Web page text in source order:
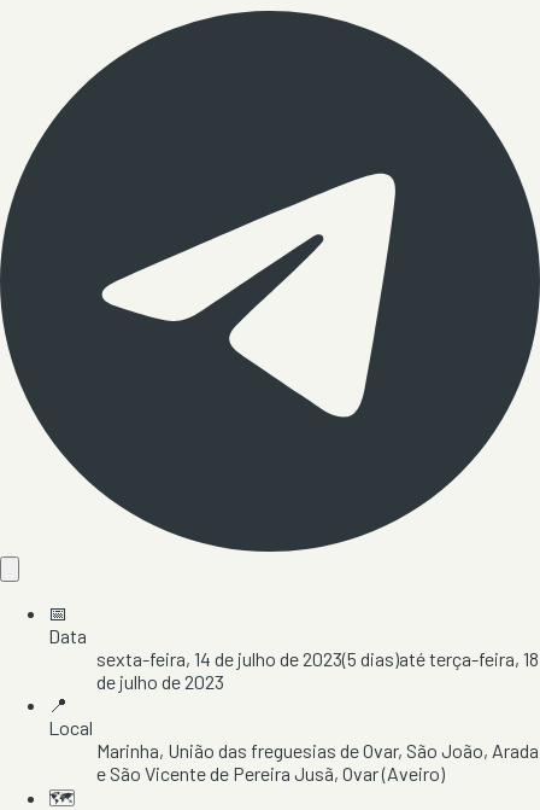
📅
Data
sexta-feira, 14 de julho de 2023(5 dias)atéterça-feira, 18
de julho de 2023
📍
Local
Marinha, União das freguesias de Ovar, São João, Arada
e São Vicente de Pereira Jusã, Ovar(Aveiro)
🗺️